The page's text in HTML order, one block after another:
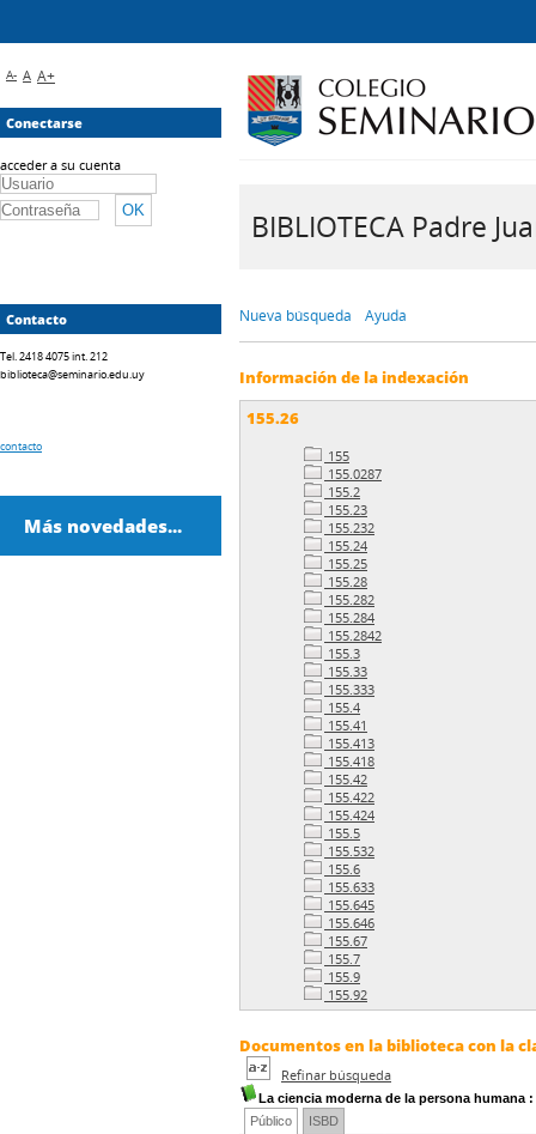
BIBLIOTECA Padre
Nueva búsqueda Ayuda
Información de la indexación
155.26
155
155.0287
155.2
155.23
155.232
155.24
155.25
155.28
155.282
155.284
155.2842
155.3
155.33
155.333
155.4
155.41
155.413
155.418
155.42
155.422
155.424
155.5
155.532
155.6
155.633
155.645
155.646
155.67
155.7
155.9
155.92
Documentos en la biblioteca con la
Refinar búsqueda
La ciencia moderna de la persona humana :
Público
ISBD
A- A A+
Conectarse
acceder a su cuenta
Contacto
Tel. 2418 4075 int. 212
biblioteca@seminario.edu.uy
contacto
Más novedades...